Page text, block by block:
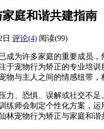
庭和谐共建指南
评论(4) 阅读(99)
成为许多家庭的重要成员
于宠物行为矫正的专业培
物与主人之间的情感纽带，
力、恐惧、误解或社交不
练师会制定个性化方案，